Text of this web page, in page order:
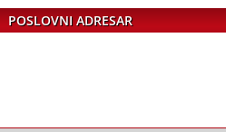
POSLOVNI ADRESAR